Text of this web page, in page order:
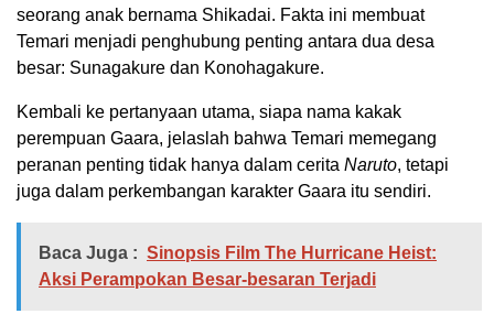
seorang anak bernama Shikadai. Fakta ini membuat
Temari menjadi penghubung penting antara dua desa
besar: Sunagakure dan Konohagakure.
Kembali ke pertanyaan utama, siapa nama kakak
perempuan Gaara, jelaslah bahwa Temari memegang
peranan penting tidak hanya dalam cerita Naruto, tetapi
juga dalam perkembangan karakter Gaara itu sendiri.
Baca Juga : Sinopsis Film The Hurricane Heist:
Aksi Perampokan Besar-besaran Terjadi